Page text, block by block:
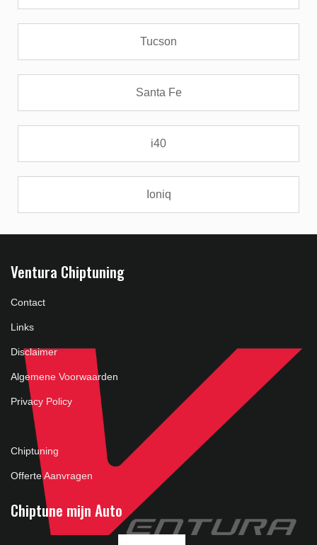
Tucson
Santa Fe
i40
Ioniq
Ventura Chiptuning
Contact
Links
Disclaimer
Algemene Voorwaarden
Privacy Policy
Chiptuning
Offerte Aanvragen
Chiptune mijn Auto